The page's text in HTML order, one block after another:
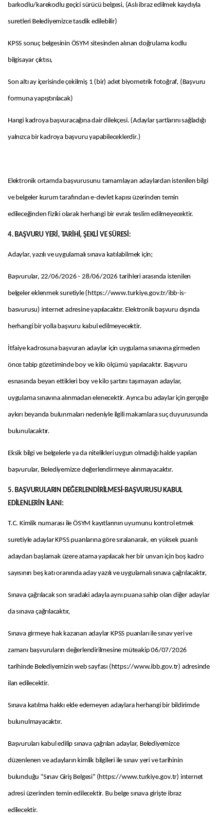
barkodlu/karekodlu geçici sürücü belgesi, (Aslı ibraz edilmek kaydıyla
suretleri Belediyemizce tasdik edilebilir)
KPSS sonuç belgesinin ÖSYM sitesinden alınan doğrulama kodlu
bilgisayar çıktısı,
Son altı ay içerisinde çekilmiş 1 (bir) adet biyometrik fotoğraf, (Başvuru
formuna yapıştırılacak)
Hangi kadroya başvuracağına dair dilekçesi. (Adaylar şartlarını sağladığı
yalnızca bir kadroya başvuru yapabileceklerdir.)
Elektronik ortamda başvurusunu tamamlayan adaylardan istenilen bilgi
ve belgeler kurum tarafından e-devlet kapısı üzerinden temin
edileceğinden fiziki olarak herhangi bir evrak teslim edilmeyecektir.
4. BAŞVURU YERİ, TARİHİ, ŞEKLİ VE SÜRESİ:
Adaylar, yazılı ve uygulamalı sınava katılabilmek için;
Başvurular, 22/06/2026 - 28/06/2026 tarihleri arasında istenilen
belgeler eklenmek suretiyle (https://www.turkiye.gov.tr/ibb-is-
basvurusu) internet adresine yapılacaktır. Elektronik başvuru dışında
herhangi bir yolla başvuru kabul edilmeyecektir.
İtfaiye kadrosuna başvuran adaylar için uygulama sınavına girmeden
önce tabip gözetiminde boy ve kilo ölçümü yapılacaktır. Başvuru
esnasında beyan ettikleri boy ve kilo şartını taşımayan adaylar,
uygulama sınavına alınmadan elenecektir. Ayrıca bu adaylar için gerçeğe
aykırı beyanda bulunmaları nedeniyle ilgili makamlara suç duyurusunda
bulunulacaktır.
Eksik bilgi ve belgelerle ya da nitelikleri uygun olmadığı halde yapılan
başvurular, Belediyemizce değerlendirmeye alınmayacaktır.
5. BAŞVURULARIN DEĞERLENDİRİLMESİ-BAŞVURUSU KABUL
EDİLENLERİN İLANI:
T.C. Kimlik numarası ile ÖSYM kayıtlarının uyumunu kontrol etmek
suretiyle adaylar KPSS puanlarına göre sıralanarak, en yüksek puanlı
adaydan başlamak üzere atama yapılacak her bir unvan için boş kadro
sayısının beş katı oranında aday yazılı ve uygulamalı sınava çağrılacaktır,
Sınava çağrılacak son sıradaki adayla aynı puana sahip olan diğer adaylar
da sınava çağrılacaktır,
Sınava girmeye hak kazanan adaylar KPSS puanları ile sınav yeri ve
zamanı başvuruların değerlendirilmesine müteakip 06/07/2026
tarihinde Belediyemizin web sayfası (https://www.ibb.gov.tr) adresinde
ilan edilecektir.
Sınava katılma hakkı elde edemeyen adaylara herhangi bir bildirimde
bulunulmayacaktır.
Başvuruları kabul edilip sınava çağrılan adaylar, Belediyemizce
düzenlenen ve adayların kimlik bilgileri ile sınav yeri ve tarihinin
bulunduğu “Sınav Giriş Belgesi” (https://www.turkiye.gov.tr) internet
adresi üzerinden temin edilecektir. Bu belge sınava girişte ibraz
edilecektir.